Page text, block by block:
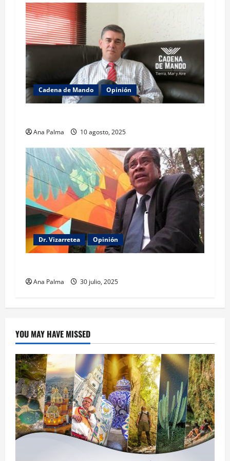
Cadena de Mando Opinión
Ana Palma 10 agosto, 2025
Dr. Vizarretea Opinión
Ana Palma 30 julio, 2025
YOU MAY HAVE MISSED